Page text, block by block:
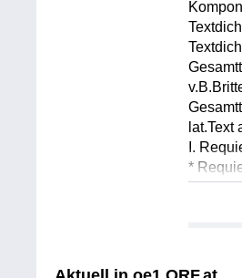
I.
*
* What
* Liber